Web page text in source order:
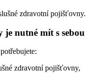
zdravotní pojišťovny.
je nutné mít s sebou
zdravotní pojišťovny,